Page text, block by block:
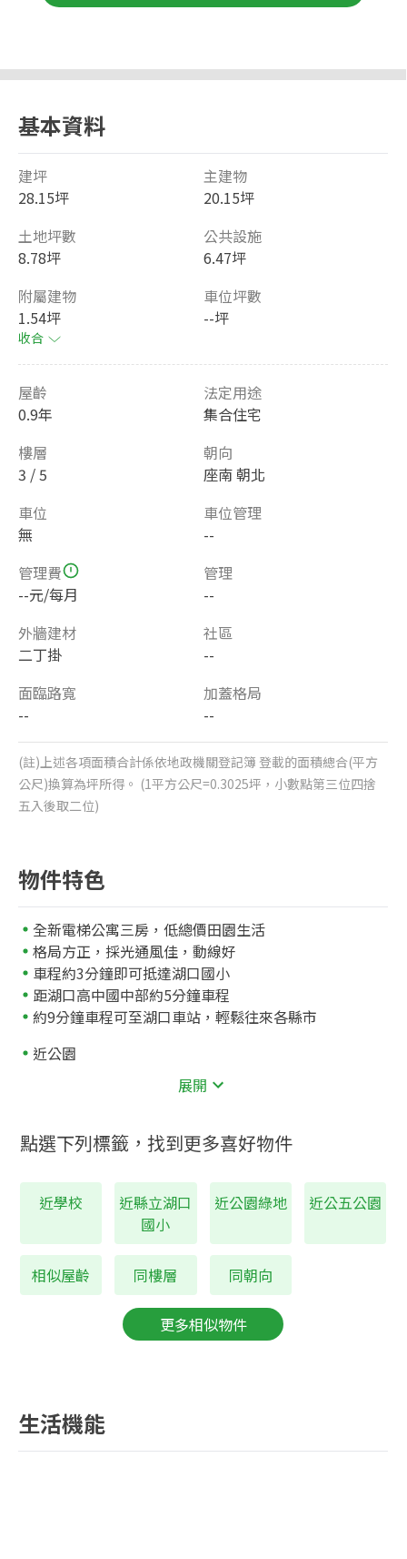
基本資料
建坪
28.15坪
主建物
20.15坪
土地坪數
8.78坪
公共設施
6.47坪
附屬建物
1.54坪
收合
車位坪數
--坪
屋齡
0.9年
法定用途
集合住宅
樓層
3 / 5
朝向
座南 朝北
車位
無
車位管理
--
管理費
--元/每月
管理
--
外牆建材
二丁掛
社區
--
面臨路寬
--
加蓋格局
--
(註)上述各項面積合計係依地政機關登記簿 登載的面積總合(平方
公尺)換算為坪所得。 (1平方公尺=0.3025坪，小數點第三位四捨
五入後取二位)
物件特色
全新電梯公寓三房，低總價田園生活
格局方正，採光通風佳，動線好
車程約3分鐘即可抵達湖口國小
距湖口高中國中部約5分鐘車程
約9分鐘車程可至湖口車站，輕鬆往來各縣市
近公園
展開
點選下列標籤，找到更多喜好物件
近學校
近縣立湖口
國小
近公園綠地 近公五公園
相似屋齡 同樓層 同朝向
更多相似物件
生活機能